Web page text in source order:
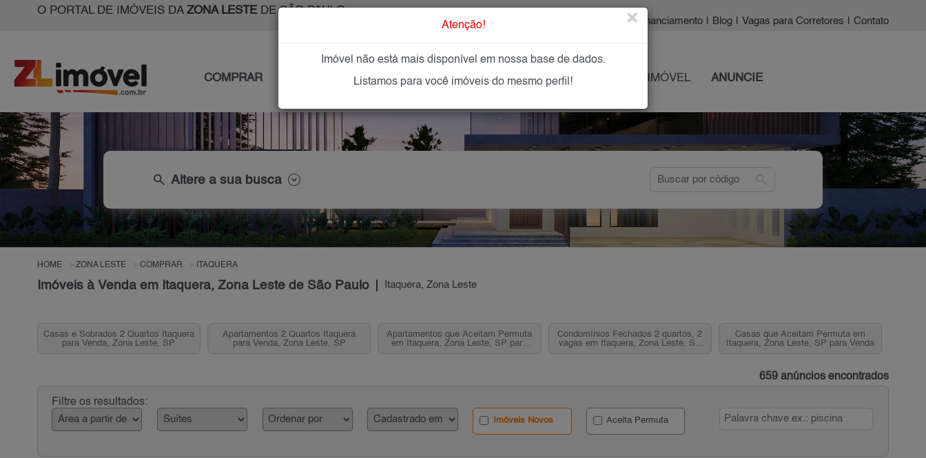
O PORTAL DE IMÓVEIS DA ZONA LESTEDE SÃO PAULO
| Financiamento Blog Vagas para Corretores Contato
COMPRAR IMÓVEIS NOVOS IMOBILIÁRIAS OFEREÇA SEU IMÓVEL ANUNCIE
search Altere a sua busca search
HOME ZONA LESTE COMPRAR ITAQUERA
Imóveis à Venda em Itaquera, Zona Leste de São Paulo Itaquera, Zona Leste
Casas e Sobrados 2 Quartos Itaquera
para Venda, Zona Leste, SP
Apartamentos 2 Quartos Itaquera
para Venda, Zona Leste, SP
Apartamentos que Aceitam Permuta
em Itaquera, Zona Leste, SP para
Condomínios Fechados 2 quartos, 2
vagas em Itaquera, Zona Leste, SP
Casas que Aceitam Permuta em
Itaquera, Zona Leste, SP para Venda
659 anúncios encontrados
Filtre os resultados:
Imóveis Novos Aceita Permuta
Atenção! ×
Imóvel não está mais disponível em nossa base de dados.
Listamos para você imóveis do mesmo perfil!